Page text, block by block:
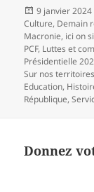
Publié
le
9 janvier 2024
Culture, Demain
Macronie, ici on
PCF, Luttes et
Présidentielle
Sur nos territoires
Education,
République,
Donnez